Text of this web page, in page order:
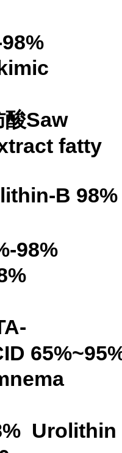
酸Saw
fatty
B 98%
98%
65%
Urolithin